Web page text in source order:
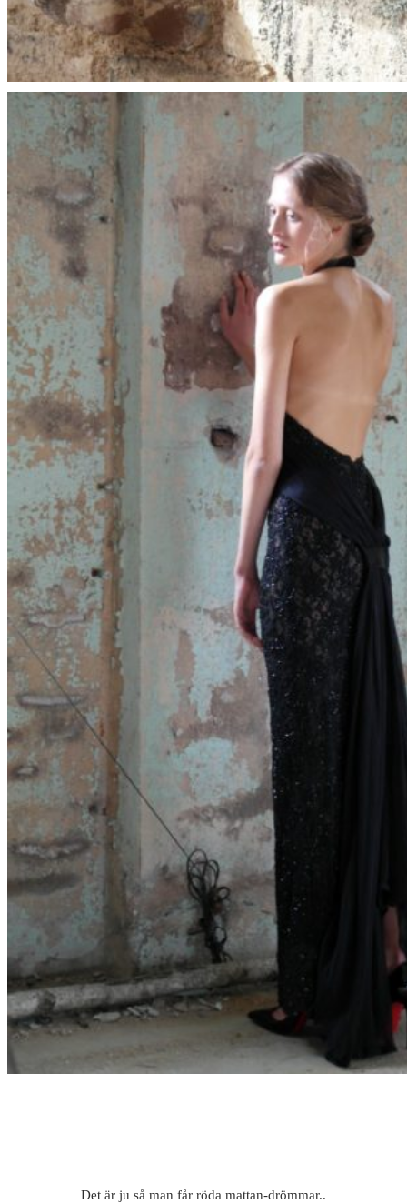
Det är ju så man får röda mattan-drömmar..